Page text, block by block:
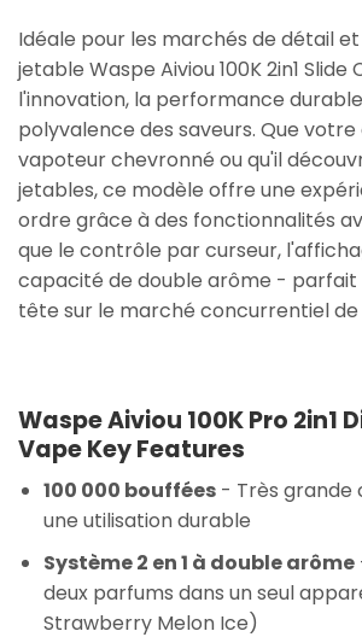
Idéale pour les marchés de détail
jetable Waspe Aiviou 100K 2in1
l'innovation, la performance
polyvalence des saveurs. Que
vapoteur chevronné ou qu'il
jetables, ce modèle offre une
ordre grâce à des fonctionnalités
que le contrôle par curseur,
capacité de double arôme -
tête sur le marché concurrentiel de
Waspe Aiviou 100K Pro 2in1
Vape Key Features
100 000 bouffées- Très grande
une utilisation durable
Système 2 en 1 à double arôme
deux parfums dans un seul
Strawberry Melon Ice)